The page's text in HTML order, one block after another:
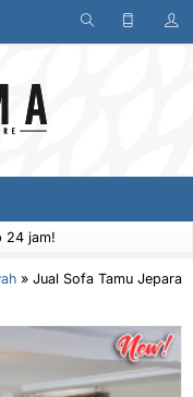
24 jam!
» Jual Sofa Tamu Jepara